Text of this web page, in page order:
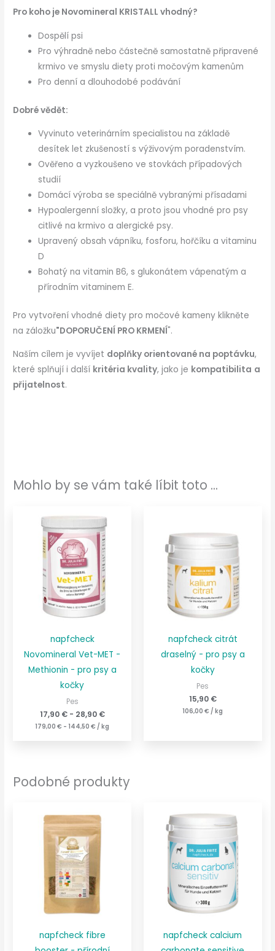
Pro koho je Novomineral KRISTALL vhodný?
Dospělí psi
Pro výhradně nebo částečně samostatně připravené
krmivo ve smyslu diety proti močovým kamenům
Pro denní a dlouhodobé podávání
Dobré vědět:
Vyvinuto veterinárním specialistou na základě
desítek let zkušeností s výživovým poradenstvím.
Ověřeno a vyzkoušeno ve stovkách případových
studií
Domácí výroba se speciálně vybranými přísadami
Hypoalergenní složky, a proto jsou vhodné pro psy
citlivé na krmivo a alergické psy.
Upravený obsah vápníku, fosforu, hořčíku a vitaminu
D
Bohatý na vitamin B6, s glukonátem vápenatým a
přírodním vitaminem E.
Pro vytvoření vhodné diety pro močové kameny klikněte
na záložku"DOPORUČENÍ PRO KRMENÍ".
Naším cílem je vyvíjet doplňky orientované na poptávku,
které splňují i další kritéria kvality, jako je kompatibilita a
přijatelnost.
Mohlo by se vám také líbit toto ...
napfcheck
Novomineral Vet-MET -
Methionin - pro psy a
kočky
Pes
17,90 €- 28,90 €
179,00€ -144,50€ / kg
napfcheck citrát
draselný - pro psy a
kočky
Pes
15,90 €
106,00€ / kg
Podobné produkty
napfcheck fibre
napfcheck calcium